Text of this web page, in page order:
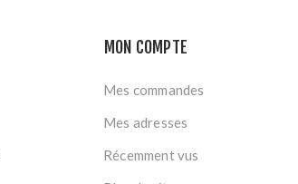
MON COMPTE
Mes commandes
Mes adresses
Récemment vus